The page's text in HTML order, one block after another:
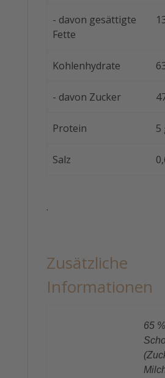
- davon gesättigte
Fette
Kohlenhydrate
- davon Zucker
Protein 5
Salz
.
Zusätzliche
Informationen
65